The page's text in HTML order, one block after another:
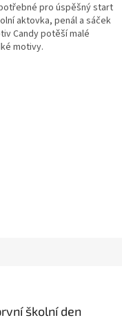
pro úspěšný start
aktovka, penál a sáček
Candy potěší malé
motivy.
školní den